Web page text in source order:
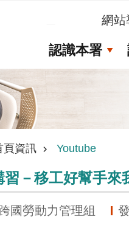
網站
認識本署
頁資訊 Youtube
習－移工好幫手來
國勞動力管理組